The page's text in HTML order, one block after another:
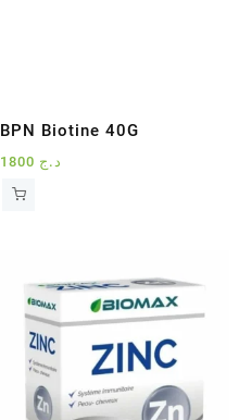
BPN Biotine 40G
د.ج